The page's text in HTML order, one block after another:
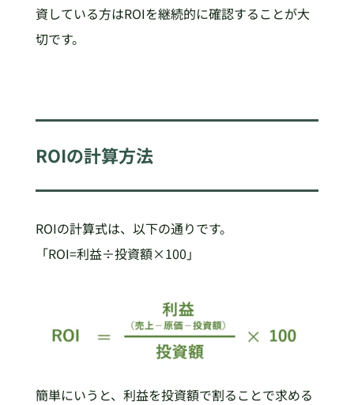
資している方はROIを継続的に確認することが大
切です。
ROIの計算方法
ROIの計算式は、以下の通りです。
「ROI=利益÷投資額×100」
簡単にいうと、利益を投資額で割ることで求める